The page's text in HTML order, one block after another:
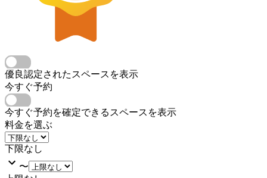
優良認定されたスペースを表示
今すぐ予約
今すぐ予約を確定できるスペースを表示
料金を選ぶ
下限なし
〜